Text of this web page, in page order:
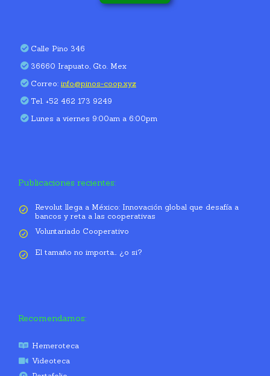
Calle Pino 346
36660 Irapuato, Gto. Mex
Correo: info@pinos-coop.xyz
Tel. +52 462 173 9249
Lunes a viernes 9:00am a 6:00pm
Publicaciones recientes:
Revolut llega a México: Innovación global que desafía a
bancos y reta a las cooperativas
Voluntariado Cooperativo
El tamaño no importa… ¿o si?
Recomendamos:
Hemeroteca
Videoteca